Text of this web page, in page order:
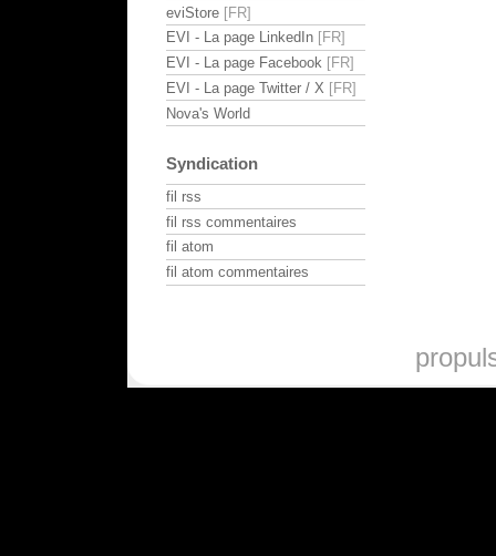
eviStore
EVI - La page LinkedIn
EVI - La page Facebook
EVI - La page Twitter / X
Nova's World
Syndication
fil rss
fil rss commentaires
fil atom
fil atom commentaires